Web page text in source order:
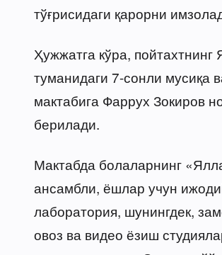
тўғрисидаги қарорни
Ҳужжатга кўра,
туманидаги 7-сонли мусиқа
мактабига Фаррух Зокиров
берилади.
Мактабда болаларнинг
ансамбли, ёшлар учун
лаборатория, шунингдек,
овоз ва видео ёзиш